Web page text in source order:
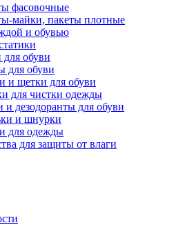
фасовочные
майки, пакеты плотные
и обувью
для обуви
для обуви
и щетки для обуви
для чистки одежды
и дезодоранты для обуви
и шнурки
для одежды
для защиты от влаги